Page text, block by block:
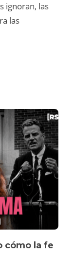
ignoran, las
las
cómo la fe